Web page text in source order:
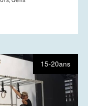
15-20ans